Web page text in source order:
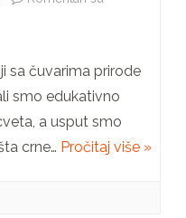
sa čuvarima prirode
smo edukativno
a usput smo
crne… Pročitaj više »